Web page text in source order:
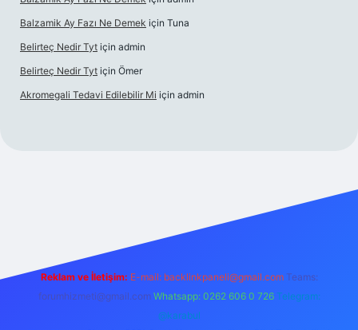
Balzamik Ay Fazı Ne Demek için Tuna
Belirteç Nedir Tyt için admin
Belirteç Nedir Tyt için Ömer
Akromegali Tedavi Edilebilir Mi için admin
Reklam ve İletişim: E-mail: backlinkpaneli@gmail.com Teams:
forumhizmeti@gmail.com Whatsapp: 0262 606 0 726 Telegram:
@karabul